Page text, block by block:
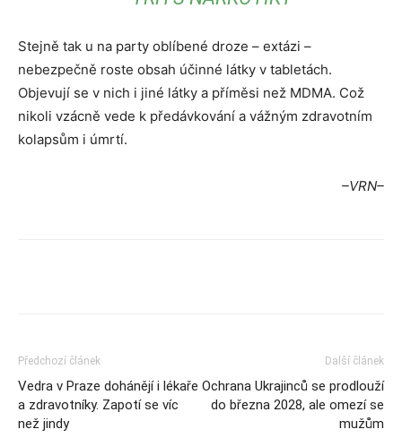
Stejně tak u na party oblíbené droze – extázi –
nebezpečně roste obsah účinné látky v tabletách.
Objevují se v nich i jiné látky a příměsi než MDMA. Což
nikoli vzácně vede k předávkování a vážným zdravotním
kolapsům i úmrtí.
–VRN–
Předchozí článek
Vedra v Praze dohánějí i lékaře
a zdravotníky. Zapotí se víc
než jindy
Další článek
Ochrana Ukrajinců se prodlouží
do března 2028, ale omezí se
mužům